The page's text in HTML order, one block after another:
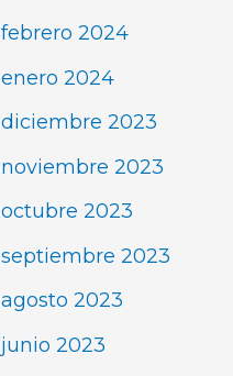
febrero 2024
enero 2024
diciembre 2023
noviembre 2023
octubre 2023
septiembre 2023
agosto 2023
junio 2023